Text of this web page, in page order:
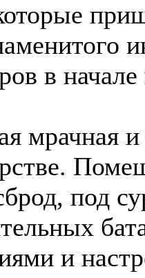
в
мрачная
под
и